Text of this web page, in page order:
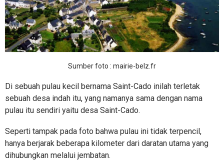
Sumber foto : mairie-belz.fr
Di sebuah pulau kecil bernama Saint-Cado inilah terletak
sebuah desa indah itu, yang namanya sama dengan nama
pulau itu sendiri yaitu desa Saint-Cado.
Seperti tampak pada foto bahwa pulau ini tidak terpencil,
hanya berjarak beberapa kilometer dari daratan utama yang
dihubungkan melalui jembatan.